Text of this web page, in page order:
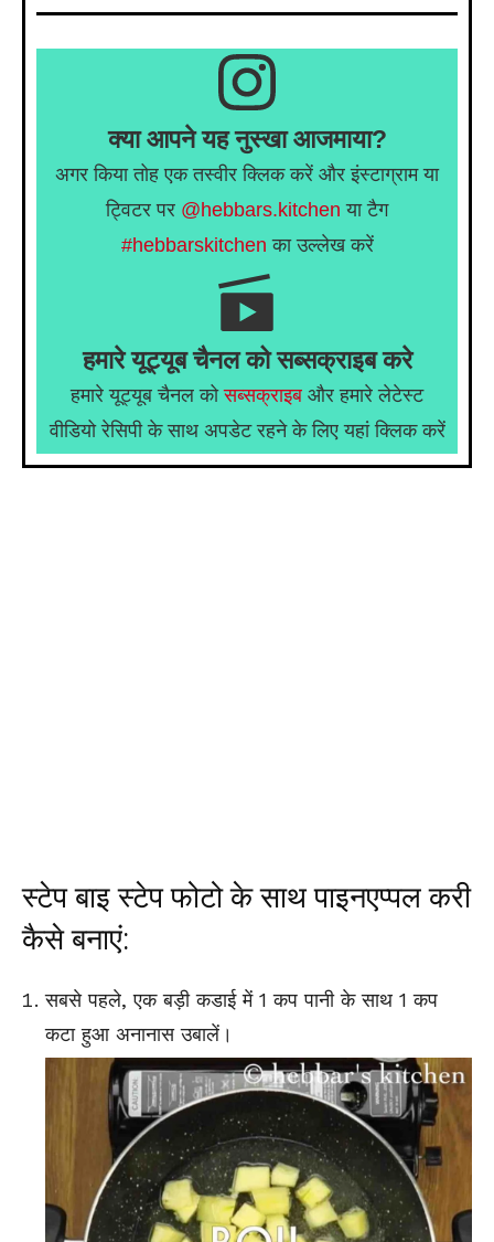
क्या आपने यह नुस्खा आजमाया?
अगर किया तोह एक तस्वीर क्लिक करें और इंस्टाग्राम या
ट्विटर पर @hebbars.kitchen या टैग
#hebbarskitchen का उल्लेख करें
हमारे यूट्यूब चैनल को सब्सक्राइब करे
हमारे यूट्यूब चैनल कोसब्सक्राइब और हमारे लेटेस्ट
वीडियो रेसिपी के साथ अपडेट रहने के लिए यहां क्लिक करें
स्टेप बाइ स्टेप फोटो के साथ पाइनएप्पल करी
कैसे बनाएं:
सबसे पहले, एक बड़ी कडाई में 1 कप पानी के साथ 1 कप
कटा हुआ अनानास उबालें।